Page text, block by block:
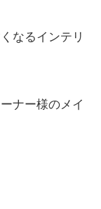
なるインテリ
ナー様のメイ